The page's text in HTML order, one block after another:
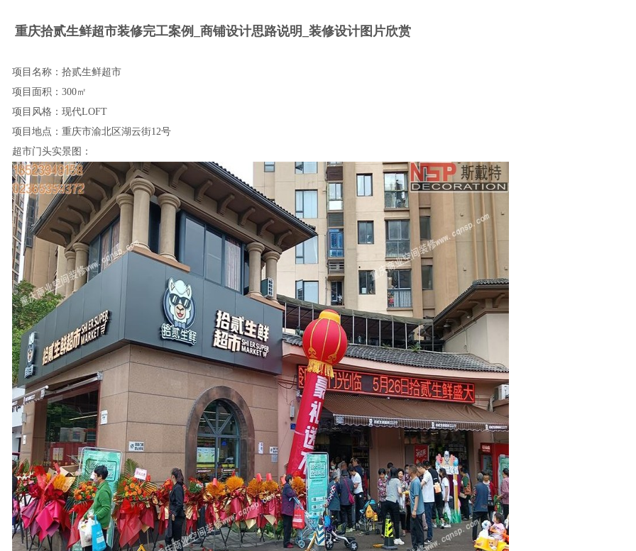
重庆拾贰生鲜超市装修完工案例_商铺设计思路说明_装修设计图片欣赏
项目名称：拾贰生鲜超市
项目面积：300㎡
项目风格：现代LOFT
项目地点：重庆市渝北区湖云街12号
超市门头实景图：